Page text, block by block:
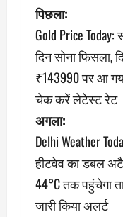
पो
स्ट
ने
वि
गे
श
न
पिछला:
Gold Price
दिन सोना फिसला,
₹143990 पर आ
चेक करें लेटेस्ट रेट
अगला:
Delhi Weather
हीटवेव का डबल
44°C तक पहुंचेगा
जारी किया अलर्ट